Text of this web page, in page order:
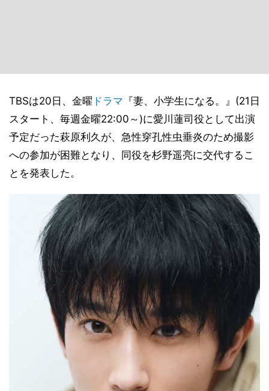
TBSは20日、金曜 ドラマ 『妻、小学生になる。』(21日
スタート、毎週金曜22:00～)に愛川蓮司役として出演
予定だった萩原利久が、急性穿孔性虫垂炎のため撮影
への参加が困難となり、同役を杉野遥亮に交代するこ
とを発表した。